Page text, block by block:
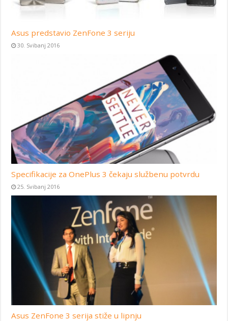
Asus predstavio ZenFone 3 seriju
30. Svibanj 2016
Specifikacije za OnePlus 3 čekaju službenu potvrdu
25. Svibanj 2016
Asus ZenFone 3 serija stiže u lipnju